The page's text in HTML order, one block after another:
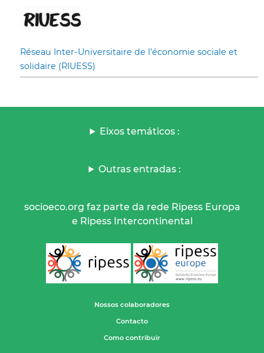
Réseau Inter-Universitaire de l’économie sociale et
solidaire (RIUESS)
Eixos temáticos :
Outras entradas :
socioeco.org faz parte da rede Ripess Europa
e Ripess Intercontinental
Nossos colaboradores
Contacto
Como contribuir